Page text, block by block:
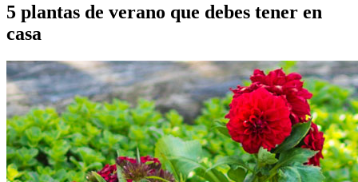
5 plantas de verano que debes tener en
casa